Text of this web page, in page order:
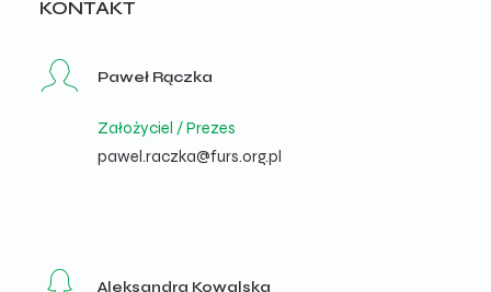
KONTAKT
Paweł Rączka
Założyciel / Prezes
pawel.raczka@furs.org.pl
Aleksandra Kowalska